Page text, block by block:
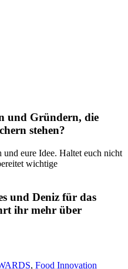
und Gründern, die
stehen?
eure Idee. Haltet euch nicht
wichtige
und Deniz für das
ihr mehr über
, Food Innovation